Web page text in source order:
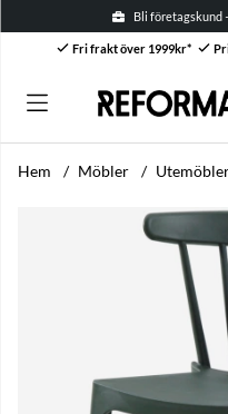
Bli företagskund
Fri frakt över 1999kr*
Hem Möbler
Produktbilder Stol 'Bliss' -